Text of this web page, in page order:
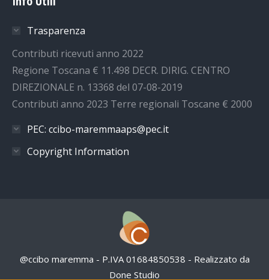
opens
new
window
opens
new
window
new
window
new
window
Trasparenza
Contributi ricevuti anno 2022
Regione Toscana € 11.498 DECR. DIRIG. CENTRO
DIREZIONALE n. 13368 del 07-08-2019
Contributi anno 2023 Terre regionali Toscane € 2000
PEC: ccibo-maremmaaps@pec.it
Copyright Information
@ccibo maremma - P.IVA 01684850538 - Realizzato da
Done Studio